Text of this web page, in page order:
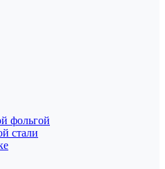
фольгой
стали